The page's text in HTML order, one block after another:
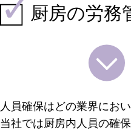
厨房の労務
人員確保はどの業界にお
当社では厨房内人員の確